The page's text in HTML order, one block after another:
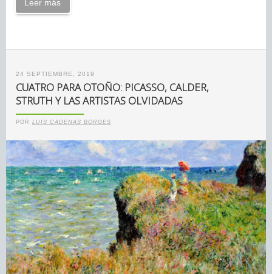
Leer más
24 SEPTIEMBRE, 2019
CUATRO PARA OTOÑO: PICASSO, CALDER,
STRUTH Y LAS ARTISTAS OLVIDADAS
POR LUIS CADENAS BORGES